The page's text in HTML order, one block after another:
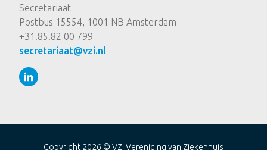
Secretariaat
Postbus 15554, 1001 NB Amsterdam
+31.85.82 00 799
secretariaat@vzi.nl
Copyright 2026 © VZI Vereniging van Ziekenhuis